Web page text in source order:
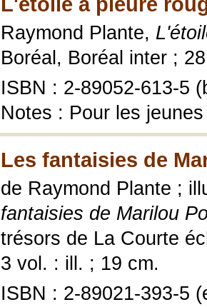
Raymond Plante,
Boréal, Boréal inter ;
ISBN : 2-89052-613-5
Notes : Pour les jeunes
Les fantaisies de
de Raymond Plante ;
fantaisies de Marilou
trésors de La Courte
3 vol. : ill. ; 19 cm.
ISBN : 2-89021-393-5